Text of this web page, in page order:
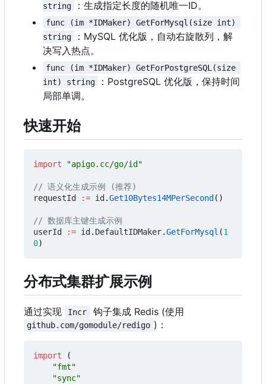
string ：生成指定长度的随机唯一ID。
func (im *IDMaker) GetForMysql(size int)
string
： MySQL 优化版，自动右旋散列，解
决写入热点。
func (im *IDMaker) GetForPostgreSQL(size
int) string
： PostgreSQL 优化版，保持时间
局部单调。
快速开始
import "apigo.cc/go/id"
// 语义化生成示例 (推荐)
requestId
:= id .Get10Bytes14MPerSecond ()
// 数据库主键生成示例
userId
:= id . DefaultIDMaker.GetForMysql (1
0)
分布式集群扩展示例
通过实现 Incr 钩子集成 Redis (使用
github.com/gomodule/redigo ) ：
import
(
"fmt"
"sync"